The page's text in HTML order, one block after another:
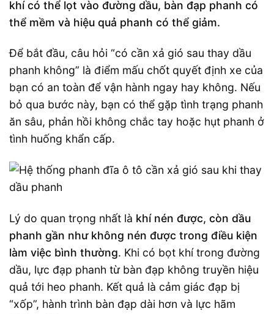
khí có thể lọt vào đường dầu, bàn đạp phanh có
thể mềm và hiệu quả phanh có thể giảm.
Để bắt đầu, câu hỏi “có cần xả gió sau thay dầu
phanh không” là điểm mấu chốt quyết định xe của
bạn có an toàn để vận hành ngay hay không. Nếu
bỏ qua bước này, bạn có thể gặp tình trạng phanh
ăn sâu, phản hồi không chắc tay hoặc hụt phanh ở
tình huống khẩn cấp.
Lý do quan trọng nhất là khí nén được, còn dầu
phanh gần như không nén được trong điều kiện
làm việc bình thường. Khi có bọt khí trong đường
dầu, lực đạp phanh từ bàn đạp không truyền hiệu
quả tới heo phanh. Kết quả là cảm giác đạp bị
“xốp”, hành trình bàn đạp dài hơn và lực hãm